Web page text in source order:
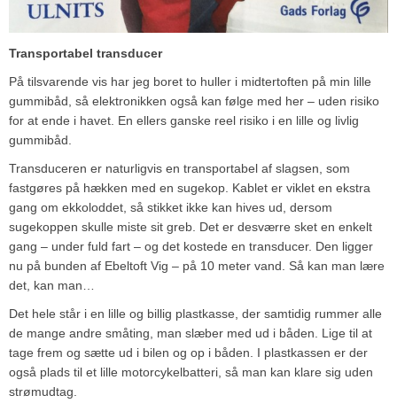
Transportabel transducer
På tilsvarende vis har jeg boret to huller i midtertoften på min lille
gummibåd, så elektronikken også kan følge med her – uden risiko
for at ende i havet. En ellers ganske reel risiko i en lille og livlig
gummibåd.
Transduceren er naturligvis en transportabel af slagsen, som
fastgøres på hækken med en sugekop. Kablet er viklet en ekstra
gang om ekkoloddet, så stikket ikke kan hives ud, dersom
sugekoppen skulle miste sit greb. Det er desværre sket en enkelt
gang – under fuld fart – og det kostede en transducer. Den ligger
nu på bunden af Ebeltoft Vig – på 10 meter vand. Så kan man lære
det, kan man…
Det hele står i en lille og billig plastkasse, der samtidig rummer alle
de mange andre småting, man slæber med ud i båden. Lige til at
tage frem og sætte ud i bilen og op i båden. I plastkassen er der
også plads til et lille motorcykelbatteri, så man kan klare sig uden
strømudtag.